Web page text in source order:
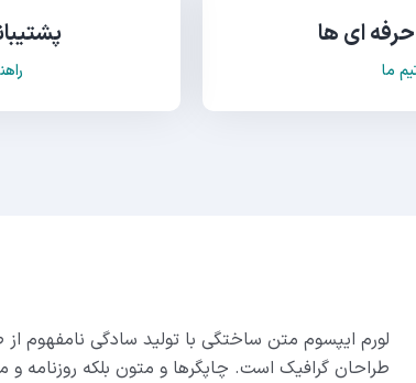
ای ها
ما
لورم ایپسوم متن ساختگی با تولید سادگی نامفهوم
طراحان گرافیک است. چاپگرها و متون بلکه روزنامه